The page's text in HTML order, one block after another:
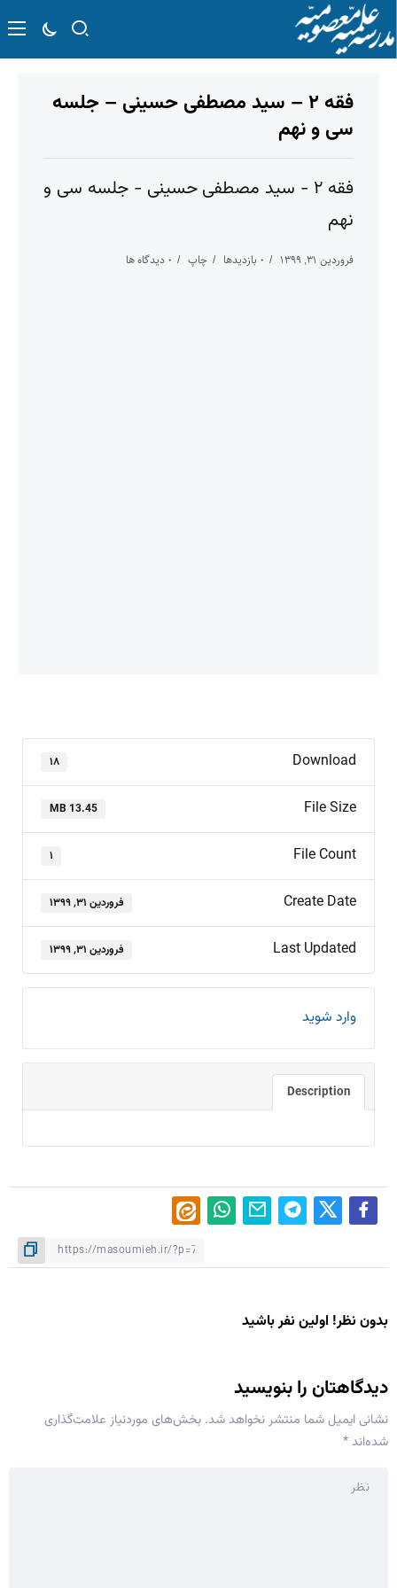
فقه ۲ – سید مصطفی حسینی – جلسه
سی و نهم
فقه ۲ - سید مصطفی حسینی - جلسه سی و
نهم
فروردین ۳۱, ۱۳۹۹ ۰ بازدیدها چاپ ۰ دیدگاه ها
Download ۱۸
File Size
13.45 MB
File Count ۱
Create Date فروردین ۳۱, ۱۳۹۹
Last Updated فروردین ۳۱, ۱۳۹۹
وارد شوید
Description
بدون نظر! اولین نفر باشید
دیدگاهتان را بنویسید
نشانی ایمیل شما منتشر نخواهد شد. بخش‌های موردنیاز علامت‌گذاری
شده‌اند*